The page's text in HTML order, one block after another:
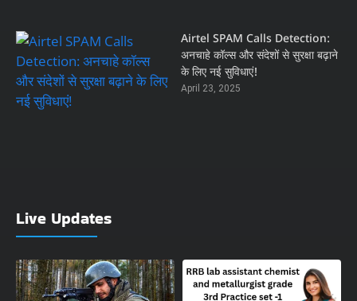
Airtel SPAM Calls Detection:
अनचाहे कॉल्स और संदेशों से सुरक्षा बढ़ाने
के लिए नई सुविधाएं!
April 23, 2025
Live Updates